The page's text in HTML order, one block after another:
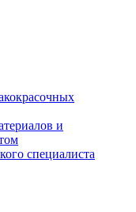
и
специалиста